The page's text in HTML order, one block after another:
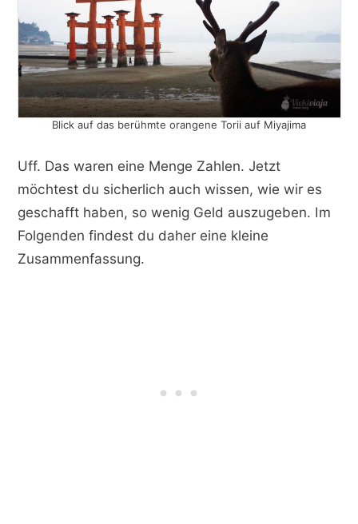
Blick auf das berühmte orangene Torii auf Miyajima
Uff. Das waren eine Menge Zahlen. Jetzt
möchtest du sicherlich auch wissen, wie wir es
geschafft haben, so wenig Geld auszugeben. Im
Folgenden findest du daher eine kleine
Zusammenfassung.